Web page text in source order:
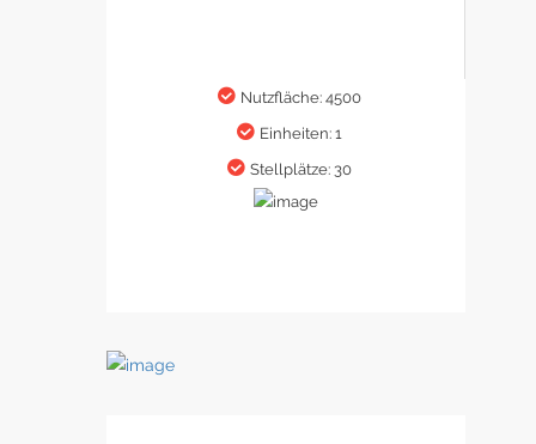
Nutzfläche: 4500
Einheiten: 1
Stellplätze: 30